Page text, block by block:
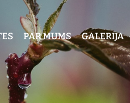
PAR MUMS GALERIJA